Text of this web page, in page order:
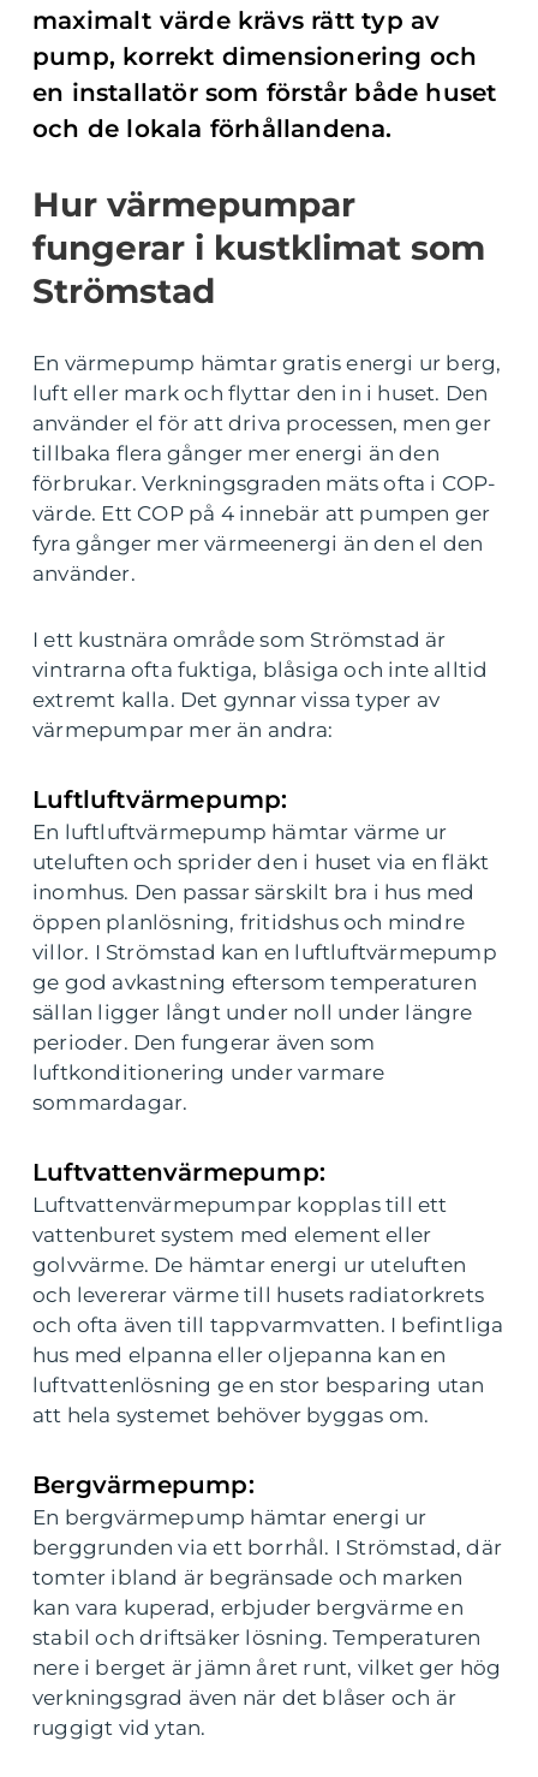
maximalt värde krävs rätt typ av
pump, korrekt dimensionering och
en installatör som förstår både huset
och de lokala förhållandena.
Hur värmepumpar
fungerar i kustklimat som
Strömstad
En värmepump hämtar gratis energi ur berg,
luft eller mark och flyttar den in i huset. Den
använder el för att driva processen, men ger
tillbaka flera gånger mer energi än den
förbrukar. Verkningsgraden mäts ofta i COP-
värde. Ett COP på 4 innebär att pumpen ger
fyra gånger mer värmeenergi än den el den
använder.
I ett kustnära område som Strömstad är
vintrarna ofta fuktiga, blåsiga och inte alltid
extremt kalla. Det gynnar vissa typer av
värmepumpar mer än andra:
Luftluftvärmepump:
En luftluftvärmepump hämtar värme ur
uteluften och sprider den i huset via en fläkt
inomhus. Den passar särskilt bra i hus med
öppen planlösning, fritidshus och mindre
villor. I Strömstad kan en luftluftvärmepump
ge god avkastning eftersom temperaturen
sällan ligger långt under noll under längre
perioder. Den fungerar även som
luftkonditionering under varmare
sommardagar.
Luftvattenvärmepump:
Luftvattenvärmepumpar kopplas till ett
vattenburet system med element eller
golvvärme. De hämtar energi ur uteluften
och levererar värme till husets radiatorkrets
och ofta även till tappvarmvatten. I befintliga
hus med elpanna eller oljepanna kan en
luftvattenlösning ge en stor besparing utan
att hela systemet behöver byggas om.
Bergvärmepump:
En bergvärmepump hämtar energi ur
berggrunden via ett borrhål. I Strömstad, där
tomter ibland är begränsade och marken
kan vara kuperad, erbjuder bergvärme en
stabil och driftsäker lösning. Temperaturen
nere i berget är jämn året runt, vilket ger hög
verkningsgrad även när det blåser och är
ruggigt vid ytan.